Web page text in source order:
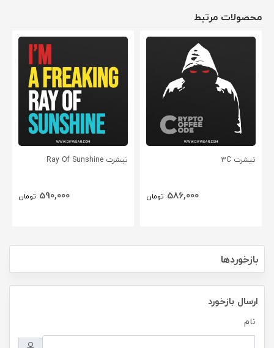
محصولات مرتبط
تیشرت 3C
586,000 تومان
تیشرت Ray Of Sunshine
590,000 تومان
بازخوردها
ارسال بازخورد
نام